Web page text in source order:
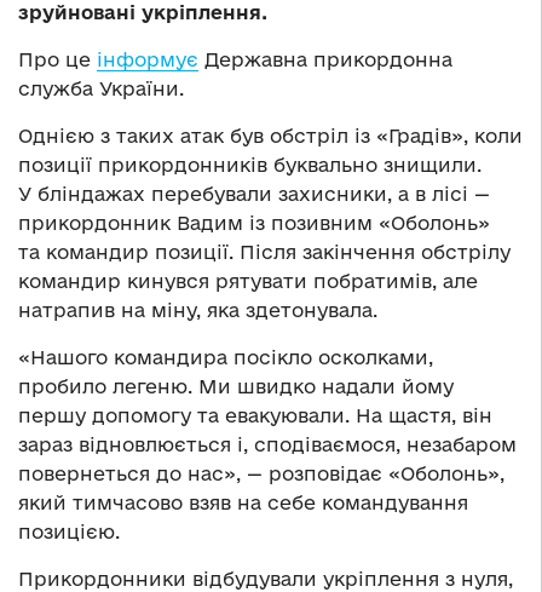
зруйновані укріплення.
Про це інформує Державна прикордонна
служба України.
Однією з таких атак був обстріл із «Градів», коли
позиції прикордонників буквально знищили.
У бліндажах перебували захисники, а в лісі —
прикордонник Вадим із позивним «Оболонь»
та командир позиції. Після закінчення обстрілу
командир кинувся рятувати побратимів, але
натрапив на міну, яка здетонувала.
«Нашого командира посікло осколками,
пробило легеню. Ми швидко надали йому
першу допомогу та евакуювали. На щастя, він
зараз відновлюється і, сподіваємося, незабаром
повернеться до нас», — розповідає «Оболонь»,
який тимчасово взяв на себе командування
позицією.
Прикордонники відбудували укріплення з нуля,